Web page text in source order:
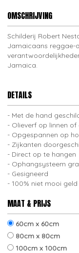
OMSCHRIJVING
Schilderij Robert
Jamaicaans reggae-
Jamaica.
DETAILS
Met de hand
Olieverf op linnen of
Opgespannen op
Zijkanten
Direct op te hangen
Ophangsysteem
Gesigneerd
100% niet mooi
MAAT & PRIJS
60cm x 60cm
80cm x 80cm
100cm x 100cm